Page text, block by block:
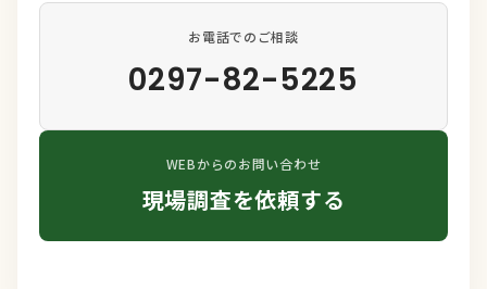
お電話でのご相談
0297-82-5225
WEBからのお問い合わせ
現場調査を依頼する